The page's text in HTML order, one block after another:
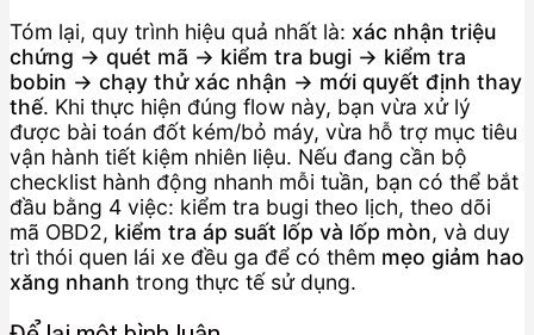
Tóm lại, quy trình hiệu quả nhất là: xác nhận triệu
chứng → quét mã → kiểm tra bugi → kiểm tra
bobin → chạy thử xác nhận → mới quyết định thay
thế. Khi thực hiện đúng flow này, bạn vừa xử lý
được bài toán đốt kém/bỏ máy, vừa hỗ trợ mục tiêu
vận hành tiết kiệm nhiên liệu. Nếu đang cần bộ
checklist hành động nhanh mỗi tuần, bạn có thể bắt
đầu bằng 4 việc: kiểm tra bugi theo lịch, theo dõi
mã OBD2, kiểm tra áp suất lốp và lốp mòn, và duy
trì thói quen lái xe đều ga để có thêm mẹo giảm hao
xăng nhanh trong thực tế sử dụng.